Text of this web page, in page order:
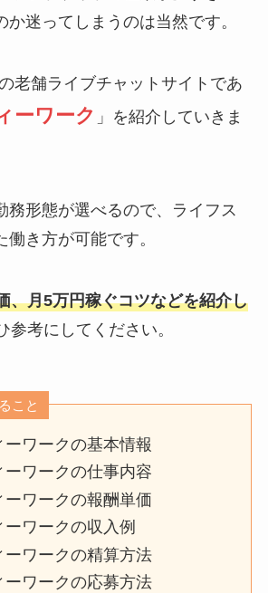
か迷ってしまうのは当然です。
老舗ライブチャットサイトであ
ーワーク 」を紹介していきま
務形態が選べるので、ライフス
き方が可能です。
、月5万円稼ぐコツなどを紹介し
参考にしてください。
こと
ーワークの基本情報
ーワークの仕事内容
ーワークの報酬単価
ワークの収入例
ーワークの精算方法
ーワークの応募方法